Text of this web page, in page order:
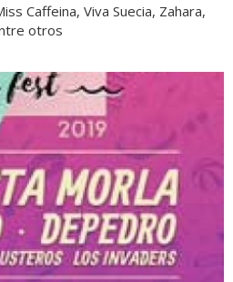
Caffeina, Viva Suecia, Zahara,
otros